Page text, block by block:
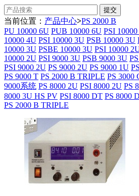
当前位置： 产品中心>PS 2000 B
PU 10000 6U PUB 10000 6U PSI
10000 4U PSI 10000 3U PSB 10000 3U
10000 3U PSBE 10000 3U PSI 10000
10000 2U PSI 9000 3U PSB 9000 3U
PSI 9000 2U PS 9000 2U PS 9000 1U
PS 9000 T PS 2000 B TRIPLE PS 3000
9000系统 PS 8000 2U PSI 8000 2U PS
8000 3U HS PV PSI 8000 DT PS 8000
PS 2000 B TRIPLE